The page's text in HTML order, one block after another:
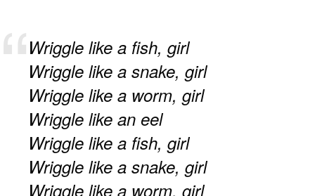
Wriggle like a fish, girl
Wriggle like a snake, girl
Wriggle like a worm, girl
Wriggle like an eel
Wriggle like a fish, girl
Wriggle like a snake, girl
Wriggle like a worm, girl